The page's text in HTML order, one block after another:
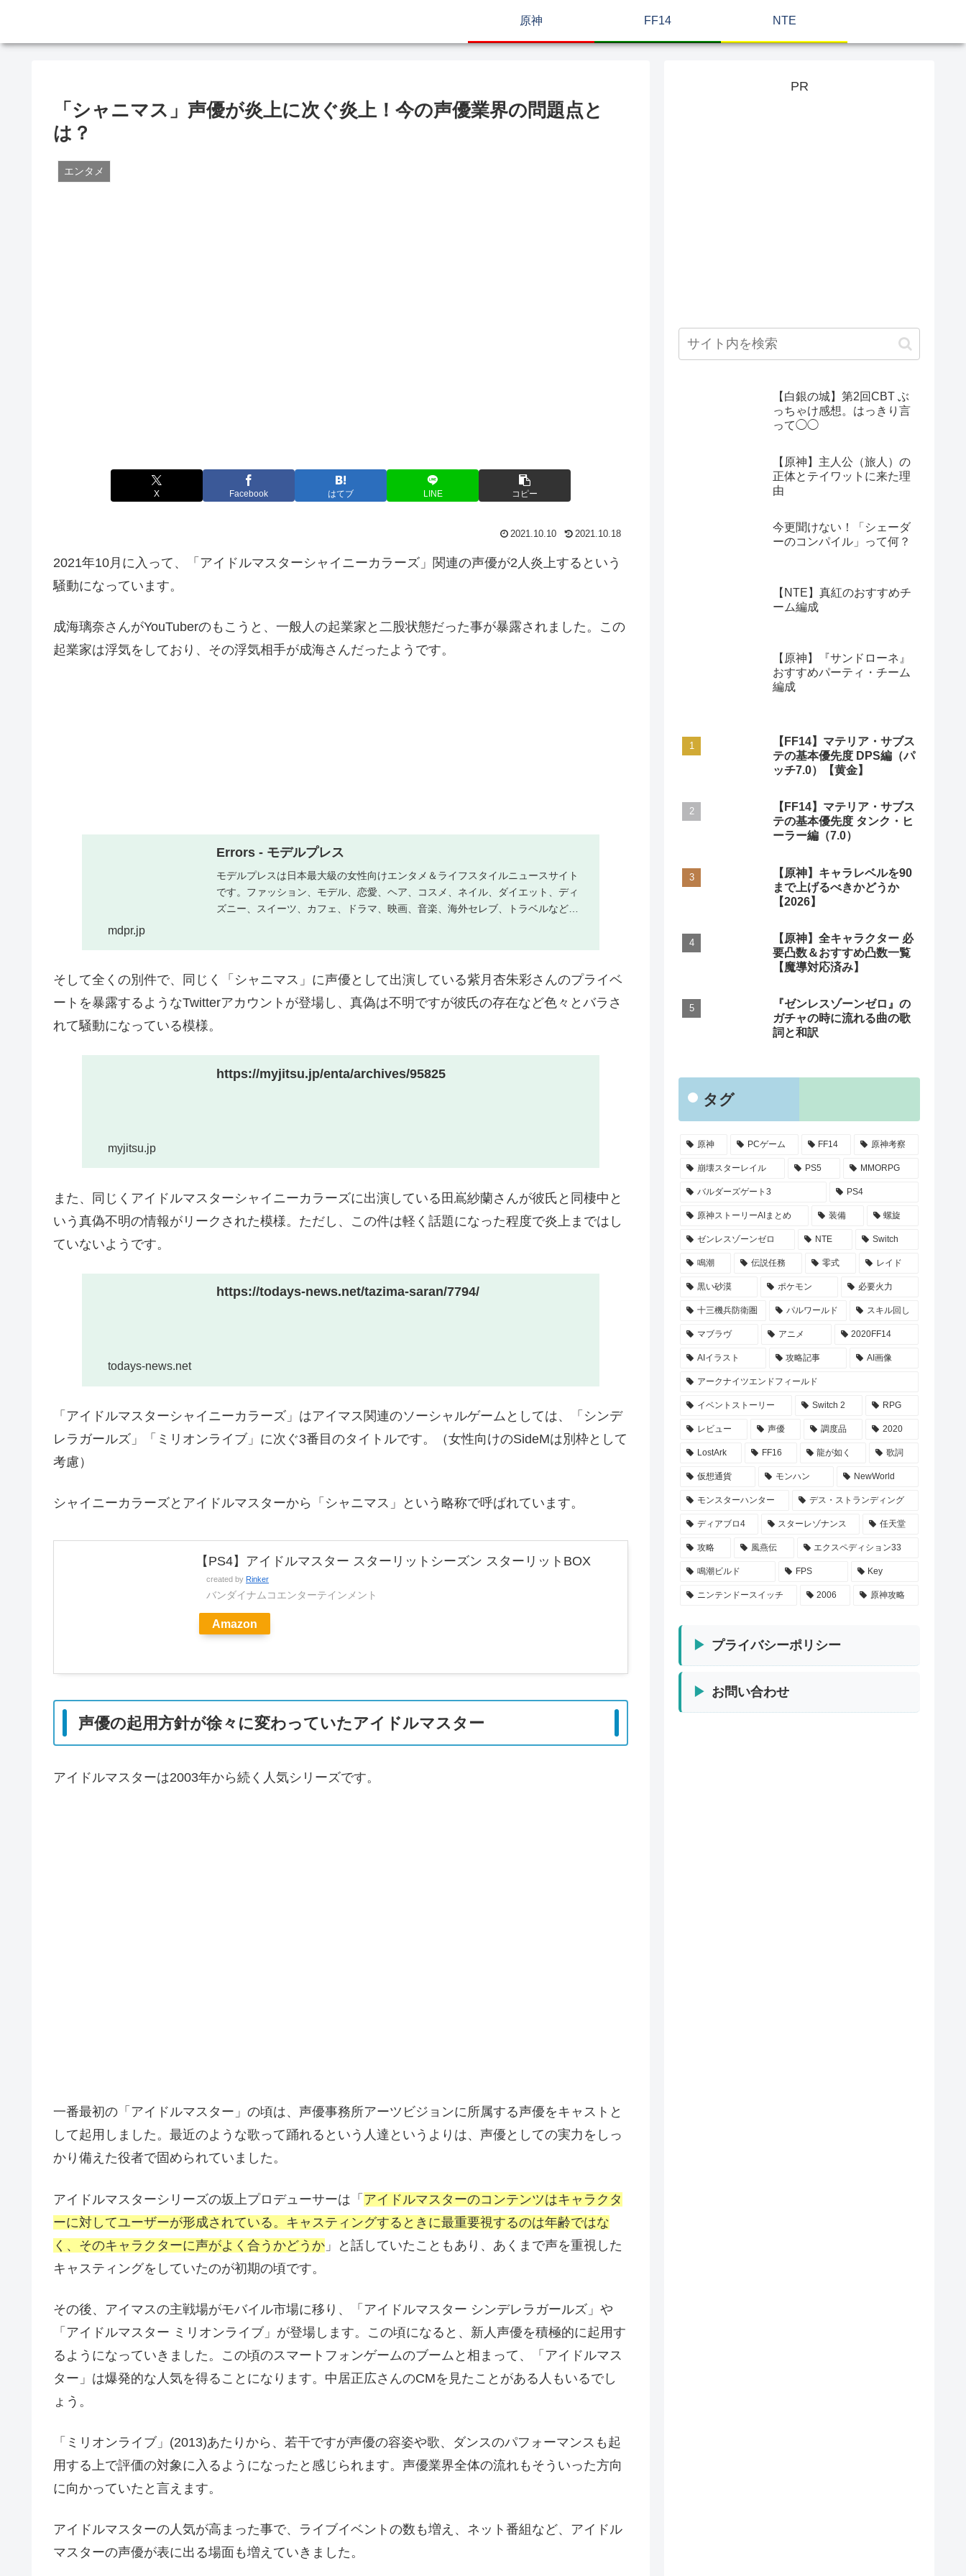
原神 FF14 NTE
「シャニマス」声優が炎上に次ぐ炎上！今の声優業界の問題点と
は？
エンタメ
X Facebook はてブ LINE コピー
2021.10.10 2021.10.18
2021年10月に入って、「アイドルマスターシャイニーカラーズ」関連の声優が2人炎上するという
騒動になっています。
成海璃奈さんがYouTuberのもこうと、一般人の起業家と二股状態だった事が暴露されました。この
起業家は浮気をしており、その浮気相手が成海さんだったようです。
Errors - モデルプレス
モデルプレスは日本最大級の女性向けエンタメ＆ライフスタイルニュースサイト
です。ファッション、モデル、恋愛、ヘア、コスメ、ネイル、ダイエット、ディ
ズニー、スイーツ、カフェ、ドラマ、映画、音楽、海外セレブ、トラベルなどの
mdpr.jp
そして全くの別件で、同じく「シャニマス」に声優として出演している紫月杏朱彩さんのプライベ
ートを暴露するようなTwitterアカウントが登場し、真偽は不明ですが彼氏の存在など色々とバラさ
れて騒動になっている模様。
https://myjitsu.jp/enta/archives/95825
myjitsu.jp
また、同じくアイドルマスターシャイニーカラーズに出演している田嶌紗蘭さんが彼氏と同棲中と
いう真偽不明の情報がリークされた模様。ただし、この件は軽く話題になった程度で炎上まではし
ていないようです。
https://todays-news.net/tazima-saran/7794/
todays-news.net
「アイドルマスターシャイニーカラーズ」はアイマス関連のソーシャルゲームとしては、「シンデ
レラガールズ」「ミリオンライブ」に次ぐ3番目のタイトルです。（女性向けのSideMは別枠として
考慮）
シャイニーカラーズとアイドルマスターから「シャニマス」という略称で呼ばれています。
【PS4】アイドルマスター スターリットシーズン スターリットBOX
created by Rinker
バンダイナムコエンターテインメント
Amazon
声優の起用方針が徐々に変わっていたアイドルマスター
アイドルマスターは2003年から続く人気シリーズです。
一番最初の「アイドルマスター」の頃は、声優事務所アーツビジョンに所属する声優をキャストと
して起用しました。最近のような歌って踊れるという人達というよりは、声優としての実力をしっ
かり備えた役者で固められていました。
アイドルマスターシリーズの坂上プロデューサーは「 アイドルマスターのコンテンツはキャラクタ
ーに対してユーザーが形成されている。キャスティングするときに最重要視するのは年齢ではな
く、そのキャラクターに声がよく合うかどうか 」と話していたこともあり、あくまで声を重視した
キャスティングをしていたのが初期の頃です。
その後、アイマスの主戦場がモバイル市場に移り、「アイドルマスター シンデレラガールズ」や
「アイドルマスター ミリオンライブ」が登場します。この頃になると、新人声優を積極的に起用す
るようになっていきました。この頃のスマートフォンゲームのブームと相まって、「アイドルマス
ター」は爆発的な人気を得ることになります。中居正広さんのCMを見たことがある人もいるでし
ょう。
「ミリオンライブ」(2013)あたりから、若干ですが声優の容姿や歌、ダンスのパフォーマンスも起
用する上で評価の対象に入るようになったと感じられます。声優業界全体の流れもそういった方向
に向かっていたと言えます。
アイドルマスターの人気が高まった事で、ライブイベントの数も増え、ネット番組など、アイドル
マスターの声優が表に出る場面も増えていきました。
PR
【白銀の城】第2回CBT ぶ
っちゃけ感想。はっきり言
って◯◯
【原神】主人公（旅人）の
正体とテイワットに来た理
由
今更聞けない！「シェーダ
ーのコンパイル」って何？
【NTE】真紅のおすすめチ
ーム編成
【原神】『サンドローネ』
おすすめパーティ・チーム
編成
【FF14】マテリア・サブス
テの基本優先度 DPS編（パ
ッチ7.0）【黄金】
【FF14】マテリア・サブス
テの基本優先度 タンク・ヒ
ーラー編（7.0）
【原神】キャラレベルを90
まで上げるべきかどうか
【2026】
【原神】全キャラクター 必
要凸数＆おすすめ凸数一覧
【魔導対応済み】
『ゼンレスゾーンゼロ』の
ガチャの時に流れる曲の歌
詞と和訳
タグ
原神 PCゲーム FF14 原神考察
崩壊スターレイル PS5 MMORPG
バルダーズゲート3 PS4
原神ストーリーAIまとめ 装備 螺旋
ゼンレスゾーンゼロ NTE Switch
鳴潮 伝説任務 零式 レイド
黒い砂漠 ポケモン 必要火力
十三機兵防衛圏 パルワールド スキル回し
マブラヴ アニメ 2020FF14
AIイラスト 攻略記事 AI画像
アークナイツエンドフィールド
イベントストーリー Switch 2 RPG
レビュー 声優 調度品 2020
LostArk FF16 龍が如く 歌詞
仮想通貨 モンハン NewWorld
モンスターハンター デス・ストランディング
ディアブロ4 スターレゾナンス 任天堂
攻略 風燕伝 エクスペディション33
鳴潮ビルド FPS Key
ニンテンドースイッチ 2006 原神攻略
プライバシーポリシー
お問い合わせ